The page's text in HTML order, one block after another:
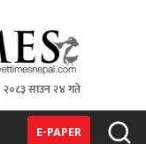
२०८३ साउन २४ गते
E-PAPER